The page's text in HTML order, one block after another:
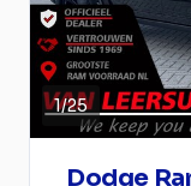
1/25
Dodge